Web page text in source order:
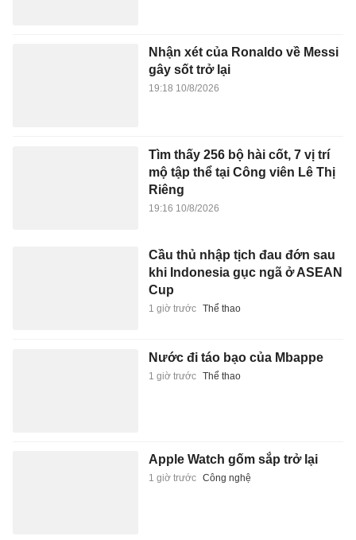
Nhận xét của Ronaldo về Messi
gây sốt trở lại
19:18 10/8/2026
Tìm thấy 256 bộ hài cốt, 7 vị trí
mộ tập thể tại Công viên Lê Thị
Riêng
19:16 10/8/2026
Cầu thủ nhập tịch đau đớn sau
khi Indonesia gục ngã ở ASEAN
Cup
1 giờ trước Thể thao
Nước đi táo bạo của Mbappe
1 giờ trước Thể thao
Apple Watch gốm sắp trở lại
1 giờ trước Công nghệ